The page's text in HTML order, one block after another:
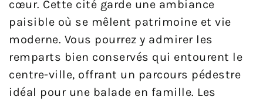
cœur. Cette cité garde une ambiance
paisible où se mêlent patrimoine et vie
moderne. Vous pourrez y admirer les
remparts bien conservés qui entourent le
centre-ville, offrant un parcours pédestre
idéal pour une balade en famille. Les